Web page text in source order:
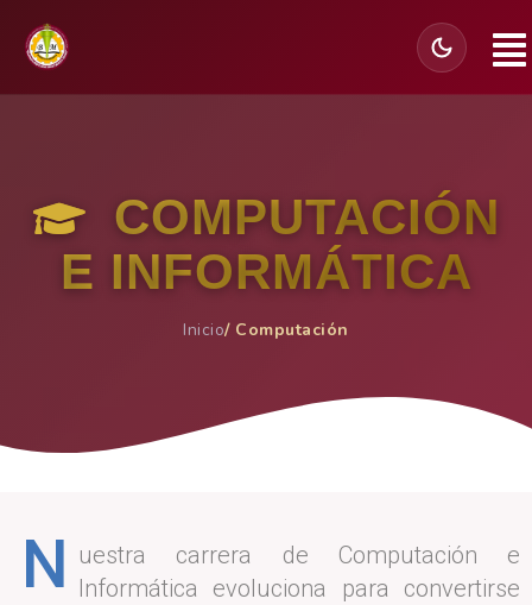
COMPUTACIÓN
E INFORMÁTICA
Inicio/ Computación
N uestra carrera de Computación e
Informática evoluciona para convertirse